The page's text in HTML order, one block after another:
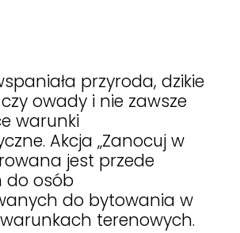
przyroda, dzikie
owady i nie zawsze
warunki
Akcja „Zanocuj w
jest przede
do osób
do bytowania w
terenowych.